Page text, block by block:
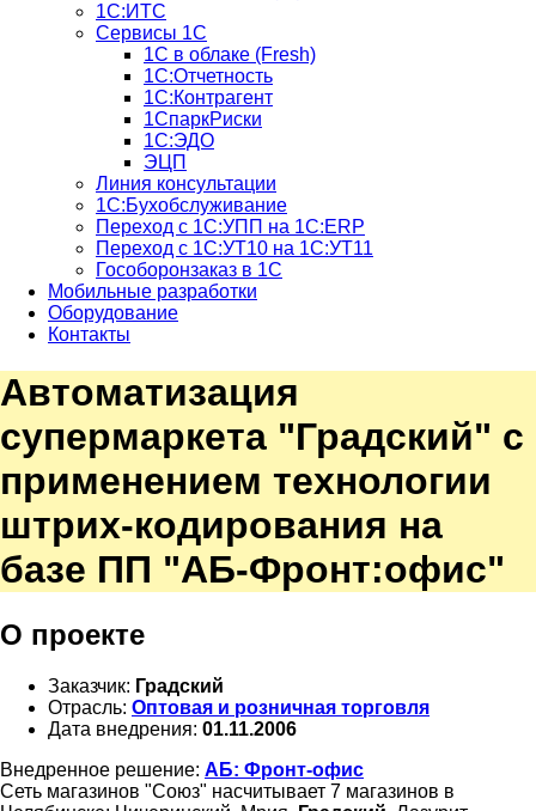
1С:ИТС
Сервисы 1С
1С в облаке (Fresh)
1С:Отчетность
1С:Контрагент
1СпаркРиски
1С:ЭДО
ЭЦП
Линия консультации
1С:Бухобслуживание
Переход с 1С:УПП на 1С:ERP
Переход с 1С:УТ10 на 1С:УТ11
Гособоронзаказ в 1С
Мобильные разработки
Оборудование
Контакты
Автоматизация
супермаркета "Градский" с
применением технологии
штрих-кодирования на
базе ПП "АБ-Фронт:офис"
О проекте
Заказчик: Градский
Отрасль: Оптовая и розничная торговля
Дата внедрения: 01.11.2006
Внедренное решение: АБ: Фронт-офис
Сеть магазинов "Союз" насчитывает 7 магазинов в